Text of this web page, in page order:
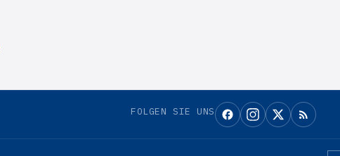
FOLGEN SIE UNS